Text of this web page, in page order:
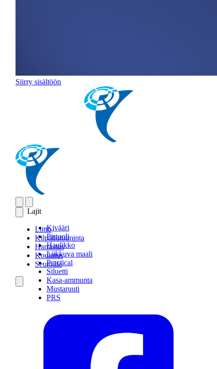
Siirry sisältöön
Lajit
Kivääri
Pistooli
Haulikko
Liikkuva maali
Practical
Siluetti
Kasa-ammunta
Mustaruuti
PRS
Liitto
Kilpailutoiminta
Harrastus
Koulutus
Seuroille